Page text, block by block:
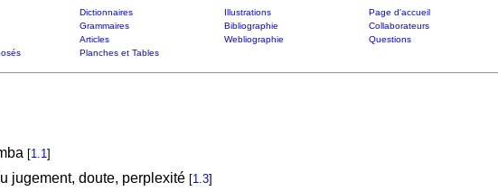
Dictionnaires Illustrations
Page d'accueil
Grammaires Bibliographie
Collaborateurs
Articles Webliographie
Questions
Planches et Tables
[1.1]
jugement, doute, perplexité [1.3]